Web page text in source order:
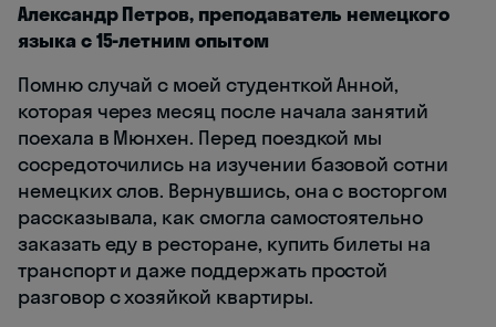
Александр Петров, преподаватель немецкого
языка с 15-летним опытом
Помню случай с моей студенткой Анной,
которая через месяц после начала занятий
поехала в Мюнхен. Перед поездкой мы
сосредоточились на изучении базовой сотни
немецких слов. Вернувшись, она с восторгом
рассказывала, как смогла самостоятельно
заказать еду в ресторане, купить билеты на
транспорт и даже поддержать простой
разговор с хозяйкой квартиры.